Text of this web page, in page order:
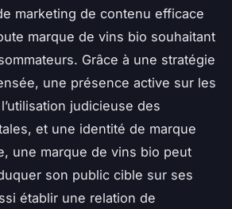
marketing de contenu efficace
marque de vins bio souhaitant
Grâce à une stratégie
une présence active sur les
judicieuse des
et une identité de marque
une marque de vins bio peut
son public cible sur ses
établir une relation de